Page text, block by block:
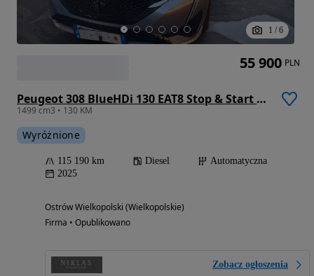
1 / 6
Peugeot 308 BlueHDi 130 EAT8 Stop & Start GT
1499 cm3 • 130 KM
Wyróżnione
115 190 km Diesel
Automatyczna
2025
Ostrów Wielkopolski (Wielkopolskie)
Firma • Opublikowano
Zobacz ogłoszenia
55 900 PLN